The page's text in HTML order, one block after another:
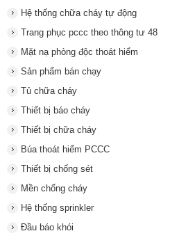
Hệ thống chữa cháy tự động
Trang phục pccc theo thông tư 48
Mặt nạ phòng độc thoát hiểm
Sản phẩm bán chạy
Tủ chữa cháy
Thiết bị báo cháy
Thiết bị chữa cháy
Búa thoát hiểm PCCC
Thiết bị chống sét
Mền chống cháy
Hệ thống sprinkler
Đầu báo khói